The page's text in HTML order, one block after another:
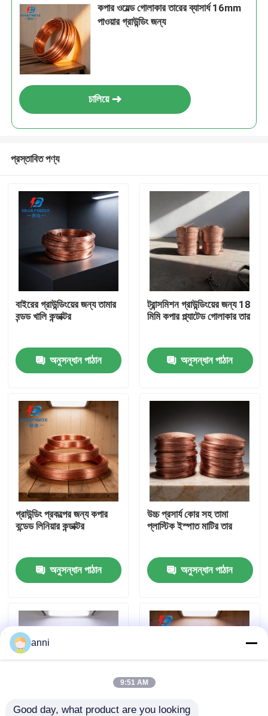
বাড়ি
পণ্য
ভিডিও
আমাদের সম্পর্কে
কারখানা ভ্রমণ
মান নিয়ন্ত্রণ
খবর
উদ্ধৃতির জন্য আবেদন
কপার ওয়েল্ড গোলাকার তারের ব্যাসার্ধ 16mm
পাওয়ার গ্রাউন্ডিং জন্য
চালিয়ে
প্রস্তাবিত পণ্য
বাইরের গ্রাউন্ডিংয়ের জন্য তামার
বন্ডড খালি কন্ডাক্টর
অনুসন্ধান পাঠান
ট্রান্সমিশন গ্রাউন্ডিংয়ের জন্য 18
মিমি কপার প্ল্যাটেড গোলাকার তার
অনুসন্ধান পাঠান
গ্রাউন্ডিং প্রকল্পের জন্য কপার
বন্ডেড লিনিয়ার কন্ডাক্টর
অনুসন্ধান পাঠান
উচ্চ প্রসার্য কোর সহ তামা
প্লাস্টিক ইস্পাত মাটির তার
অনুসন্ধান পাঠান
anni
9:51 AM
Good day, what product are you looking